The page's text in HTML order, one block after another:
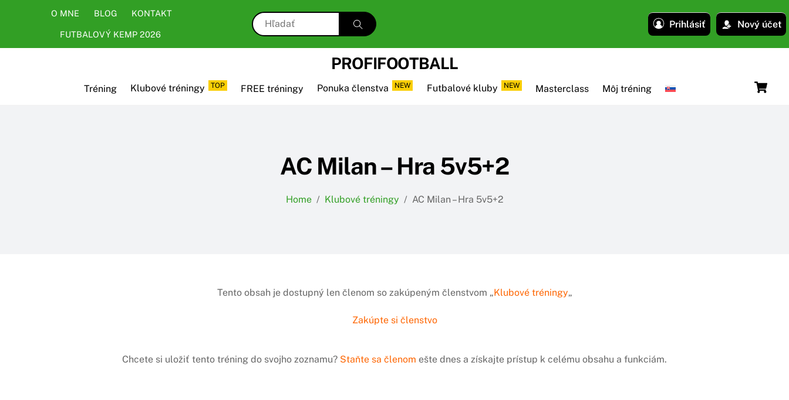
O MNE BLOG KONTAKT
FUTBALOVÝ KEMP 2026
Prihlásiť Nový účet
PROFIFOOTBALL
Tréning Klubové tréningy TOP FREE tréningy Ponuka členstva NEW Futbalové kluby NEW Masterclass Môj tréning
AC Milan – Hra 5v5+2
Home / Klubové tréningy / AC Milan – Hra 5v5+2
Tento obsah je dostupný len členom so zakúpeným členstvom „Klubové tréningy„
Zakúpte si členstvo
Chcete si uložiť tento tréning do svojho zoznamu? Staňte sa členom ešte dnes a získajte prístup k celému obsahu a funkciám.